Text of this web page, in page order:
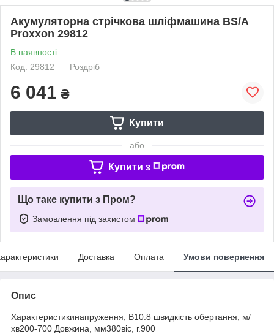
Акумуляторна стрічкова шліфмашина BS/A
Proxxon 29812
В наявності
Код: 29812
Роздріб
6 041 ₴
Купити
або
Купити з
Що таке купити з Пром?
Замовлення під захистом
Доставка Оплата Умови повернення
Опис
Характеристикинапруження, В10.8 швидкість обертання, м/
хв200-700 Довжина, мм380віс, г.900